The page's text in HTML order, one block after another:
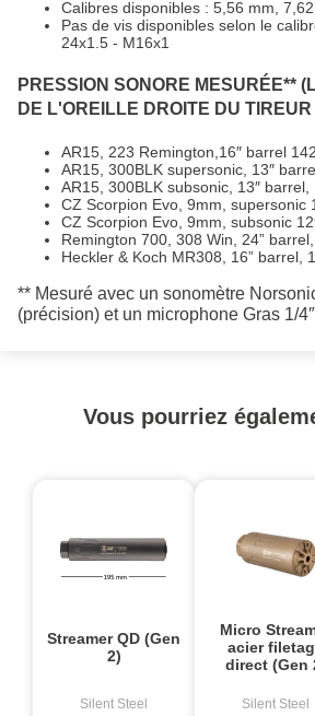
Calibres disponibles : 5,56 mm,
Pas de vis disponibles selon le
24x1.5 - M16x1
PRESSION SONORE MESURÉE**
DE L'OREILLE DROITE DU TIREUR
AR15, 223 Remington,16″ barrel
AR15, 300BLK supersonic, 13″
AR15, 300BLK subsonic, 13″ barrel,
CZ Scorpion Evo, 9mm, supersonic
CZ Scorpion Evo, 9mm, subsonic
Remington 700, 308 Win, 24”
Heckler & Koch MR308, 16” barrel,
** Mesuré avec un sonomètre
(précision) et un microphone Gras 1/4″
Vous pourriez
Streamer QD (Gen
2)
Silent Steel
Micro
acier
direct (Gen
Silent Steel